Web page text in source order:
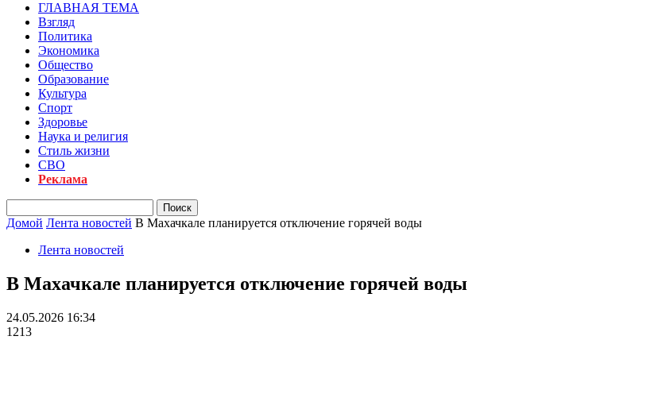
ГЛАВНАЯ ТЕМА
Взгляд
Политика
Экономика
Общество
Образование
Культура
Спорт
Здоровье
Наука и религия
Стиль жизни
СВО
Реклама
Домой Лента новостей В Махачкале планируется отключение горячей воды
Лента новостей
В Махачкале планируется отключение горячей воды
24.05.2026 16:34
1213